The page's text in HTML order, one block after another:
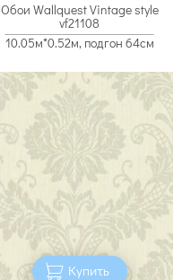
Обои Wallquest Vintage style
vf21108
10.05м*0.52м, подгон 64см
Купить